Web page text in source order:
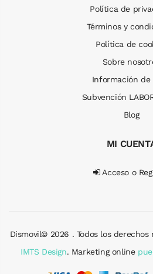
Política de
Términos y
Política de
Sobre
Información de
Subvención
Blog
MI
Acceso o
Dismovil© 2026 . Todos los derechos
IMTS Design. Marketing online